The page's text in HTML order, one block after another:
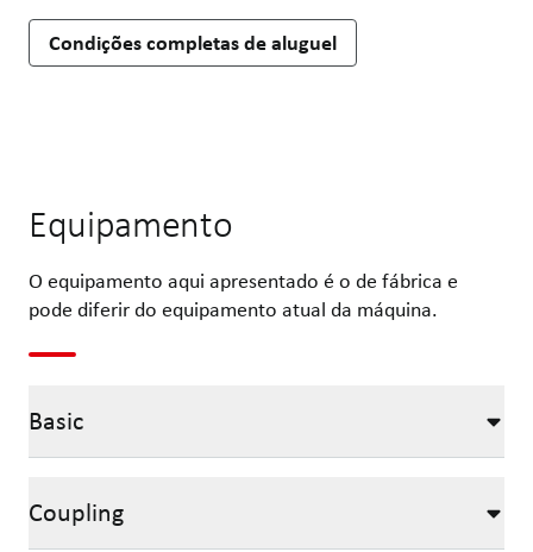
Condições completas de aluguel
Equipamento
O equipamento aqui apresentado é o de fábrica e
pode diferir do equipamento atual da máquina.
Basic
Coupling